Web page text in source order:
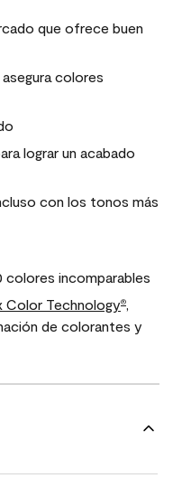
que ofrece buen
asegura colores
lograr un acabado
con los tonos más
colores incomparables
Color Technology®,
de colorantes y